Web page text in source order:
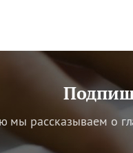
рассказываем о